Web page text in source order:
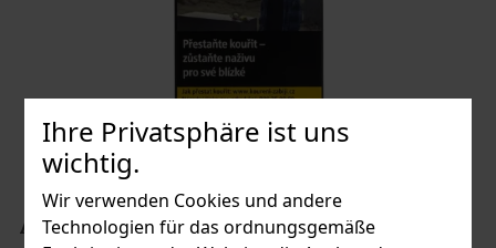
Ihre Privatsphäre ist uns
wichtig.
Wir verwenden Cookies und andere
Technologien für das ordnungsgemäße
Al Fakher Red Patch 50 g